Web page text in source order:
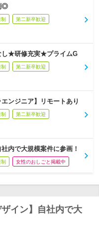
◎
第二新卒歓迎
し★研修充実★プライムG
第二新卒歓迎
ンジニア】リモートあり
第二新卒歓迎
内で大規模案件に参画！
女性のおしごと掲載中
イン】自社内で大